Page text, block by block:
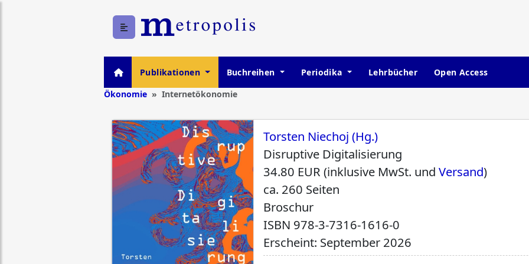
Publikationen Buchreihen Periodika Lehrbücher
Open Access
Ökonomie
Internetökonomie
Torsten Niechoj (Hg.)
Disruptive Digitalisierung
34.80 EUR (inklusive MwSt. undVersand)
ca. 260 Seiten
Broschur
ISBN 978-3-7316-1616-0
Erscheint: September 2026